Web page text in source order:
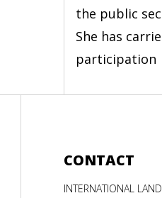
the public
She has
participation
CONTACT
INTERNATIONAL